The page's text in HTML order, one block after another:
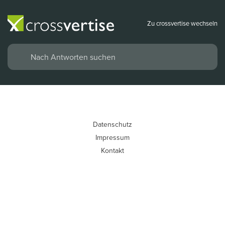
Zu crossvertise wechseln
Datenschutz
Impressum
Kontakt